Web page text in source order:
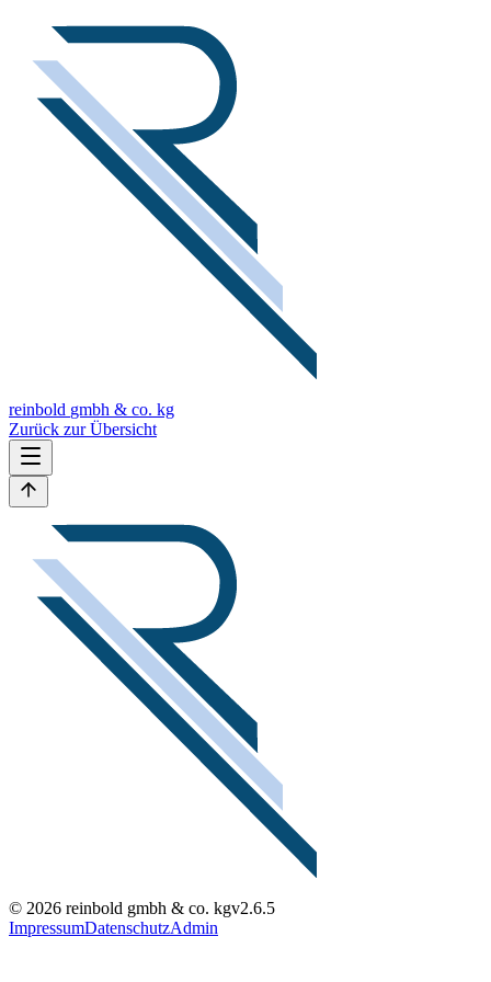
reinbold gmbh & co. kg
Zurück zur Übersicht
© 2026 reinbold gmbh & co. kgv2.6.5
ImpressumDatenschutzAdmin